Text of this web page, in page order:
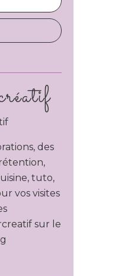
des
tuto,
vos visites
sur le